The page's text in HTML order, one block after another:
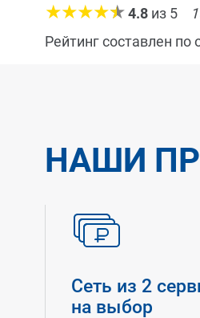
4.8 из 5
Рейтинг составлен
НАШИ
Сеть из 2
на выбор